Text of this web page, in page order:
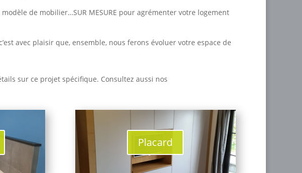
de mobilier…SUR MESURE pour agrémenter votre logement
avec plaisir que, ensemble, nous ferons évoluer votre espace de
sur ce projet spécifique. Consultez aussi nos
Placard